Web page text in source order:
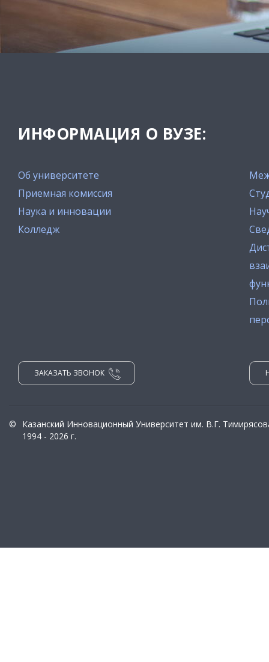
ИНФОРМАЦИЯ О ВУЗЕ:
Об университете
Приемная комиссия
Наука и инновации
Колледж
ЗАКАЗАТЬ ЗВОНОК
©
Казанский Инновационный Университет им. В.Г.
1994 - 2026 г.